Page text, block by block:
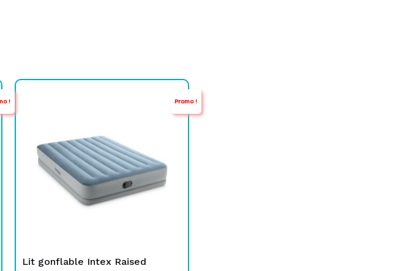
! Promo !
Lit gonflable Intex Raised
était :
TND
489,000.
est :
TND
299,000.